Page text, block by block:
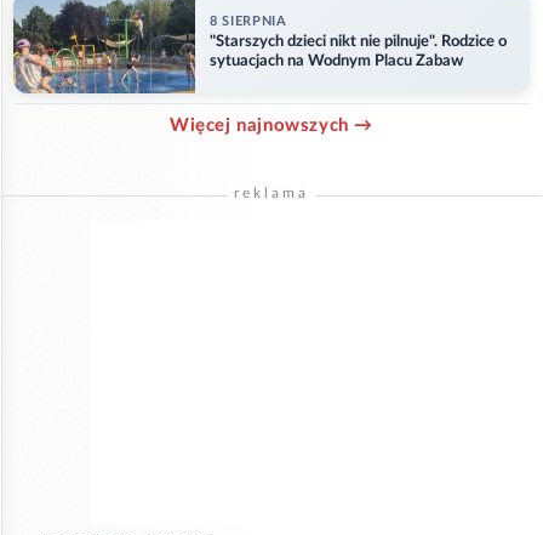
8 SIERPNIA
"Starszych dzieci nikt nie pilnuje". Rodzice o
sytuacjach na Wodnym Placu Zabaw
Więcej najnowszych →
reklama